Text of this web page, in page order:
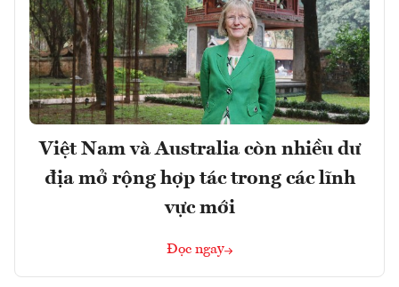
Việt Nam và Australia còn nhiều dư
địa mở rộng hợp tác trong các lĩnh
vực mới
Đọc ngay